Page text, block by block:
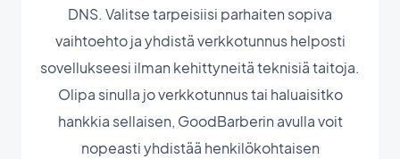
DNS. Valitse tarpeisiisi parhaiten sopiva
vaihtoehto ja yhdistä verkkotunnus helposti
sovellukseesi ilman kehittyneitä teknisiä taitoja.
Olipa sinulla jo verkkotunnus tai haluaisitko
hankkia sellaisen, GoodBarberin avulla voit
nopeasti yhdistää henkilökohtaisen